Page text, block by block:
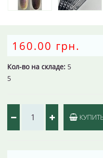
160.00 грн.
Кол-во на складе: 5
5